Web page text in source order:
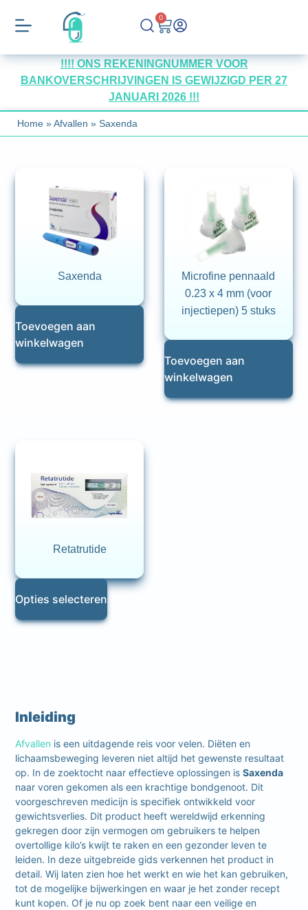
0
!!!! ONS REKENINGNUMMER VOOR
BANKOVERSCHRIJVINGEN IS GEWIJZIGD PER 27
JANUARI 2026 !!!
Home »Afvallen » Saxenda
Saxenda
Toevoegen aan
winkelwagen
Microfine pennaald
0.23 x 4 mm (voor
injectiepen) 5 stuks
Toevoegen aan
winkelwagen
Retatrutide
Opties selecteren
Inleiding
Afvallen is een uitdagende reis voor velen. Diëten en
lichaamsbeweging leveren niet altijd het gewenste resultaat
op. In de zoektocht naar effectieve oplossingen isSaxenda
naar voren gekomen als een krachtige bondgenoot. Dit
voorgeschreven medicijn is specifiek ontwikkeld voor
gewichtsverlies. Dit product heeft wereldwijd erkenning
gekregen door zijn vermogen om gebruikers te helpen
overtollige kilo’s kwijt te raken en een gezonder leven te
leiden. In deze uitgebreide gids verkennen het product in
detail. Wij laten zien hoe het werkt en wie het kan gebruiken,
tot de mogelijke bijwerkingen en waar je het zonder recept
kunt kopen. Of je nu op zoek bent naar een veilige en